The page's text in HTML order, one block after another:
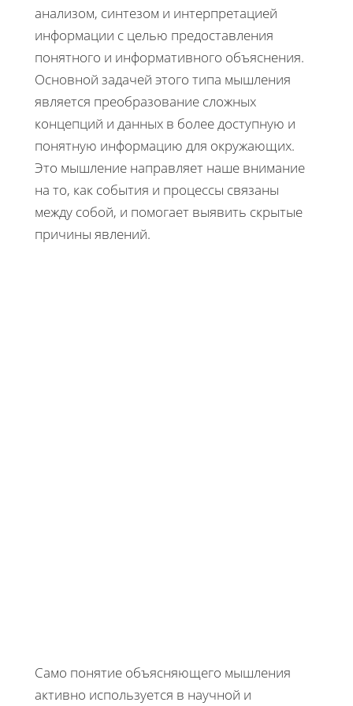
анализом, синтезом и интерпретацией
информации с целью предоставления
понятного и информативного объяснения.
Основной задачей этого типа мышления
является преобразование сложных
концепций и данных в более доступную и
понятную информацию для окружающих.
Это мышление направляет наше внимание
на то, как события и процессы связаны
между собой, и помогает выявить скрытые
причины явлений.
Само понятие объясняющего мышления
активно используется в научной и